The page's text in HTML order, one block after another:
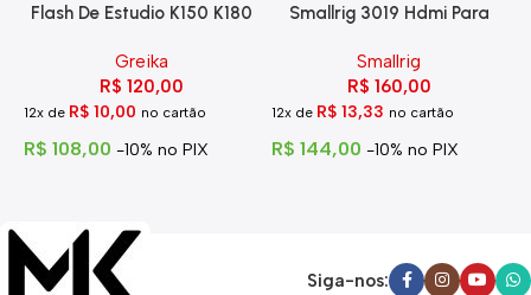
Flash De Estudio K150 K180
Greika
R$ 120,00
12x de R$ 10,00 no cartão
R$ 108,00 -10% no PIX
Smallrig 3019 Hdmi Para
Smallrig
R$ 160,00
12x de R$13,33 no cartão
R$ 144,00 -10% no PIX
Siga-nos: